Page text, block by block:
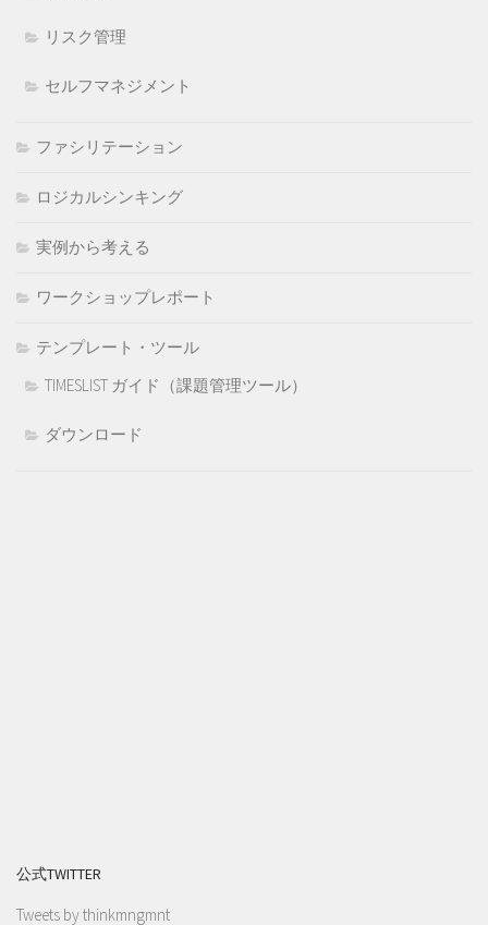
リスク管理
セルフマネジメント
ファシリテーション
ロジカルシンキング
実例から考える
ワークショップレポート
テンプレート・ツール
TIMESLIST ガイド（課題管理ツール）
ダウンロード
公式TWITTER
Tweets by thinkmngmnt